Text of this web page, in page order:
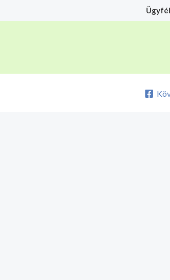
to
A mélyhűtött